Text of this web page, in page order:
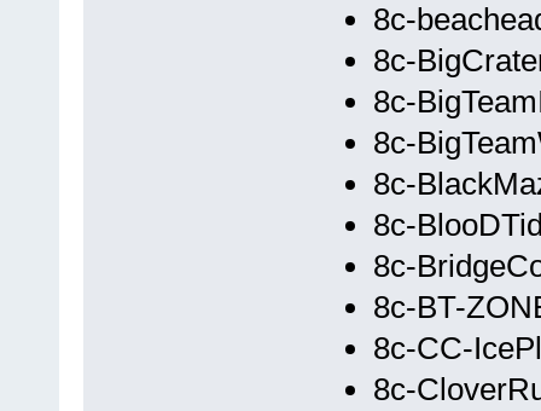
8c-
8c-
8c-
8c-
8c-
8c-
8c-
8c-BT-
8c-CC-
8c-